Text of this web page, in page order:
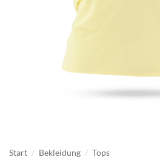
Start / Bekleidung / Tops